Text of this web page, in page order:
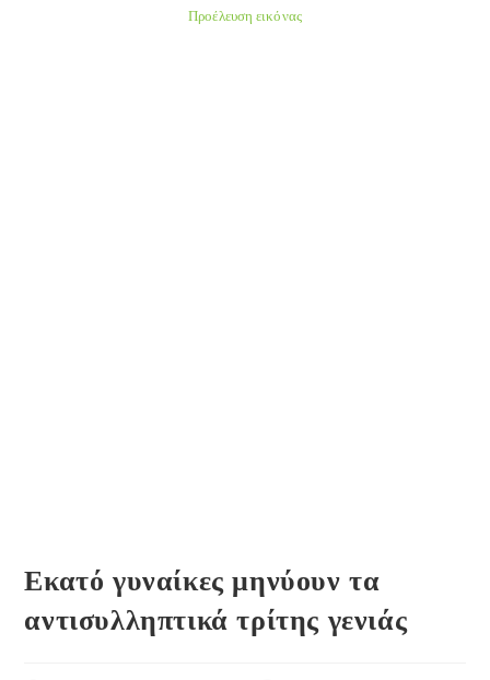
Προέλευση εικόνας
Εκατό γυναίκες μηνύουν τα
αντισυλληπτικά τρίτης γενιάς